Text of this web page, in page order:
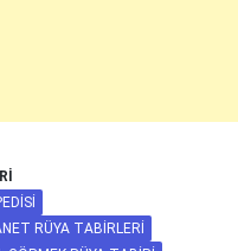
RÜYA TABIRLERI